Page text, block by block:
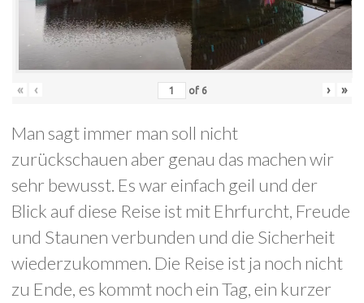
« ‹ of 6 › »
Man sagt immer man soll nicht
zurückschauen aber genau das machen wir
sehr bewusst. Es war einfach geil und der
Blick auf diese Reise ist mit Ehrfurcht, Freude
und Staunen verbunden und die Sicherheit
wiederzukommen. Die Reise ist ja noch nicht
zu Ende, es kommt noch ein Tag, ein kurzer